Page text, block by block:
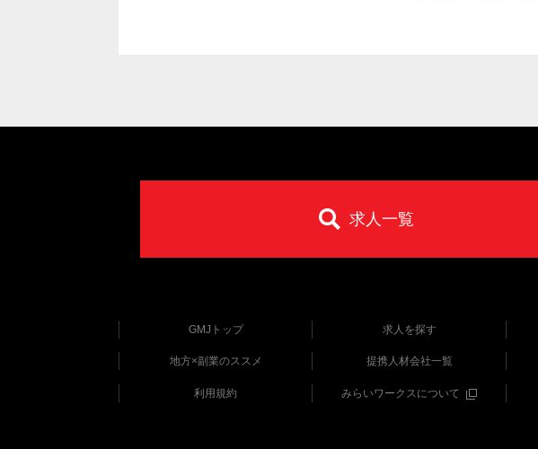
求人一覧
GMJトップ 求人を探す
地方×副業のススメ 提携人材会社一覧
利用規約 みらいワークスについて